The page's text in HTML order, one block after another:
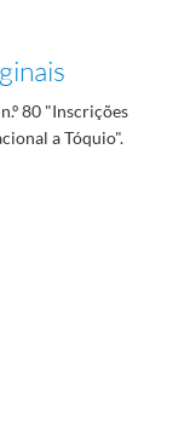
80 "Inscrições
a Tóquio".